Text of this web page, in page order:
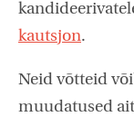
kautsjon.
Neid võtteid
muudatused